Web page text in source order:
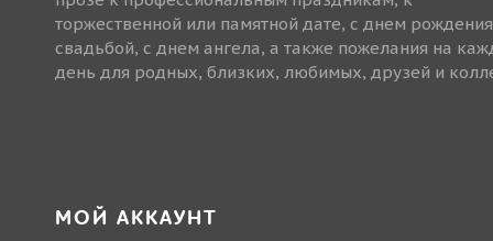
торжественной или памятной дате, с днем
свадьбой, с днем ангела, а также пожелания на
день для родных, близких, любимых, друзей и
МОЙ АККАУНТ